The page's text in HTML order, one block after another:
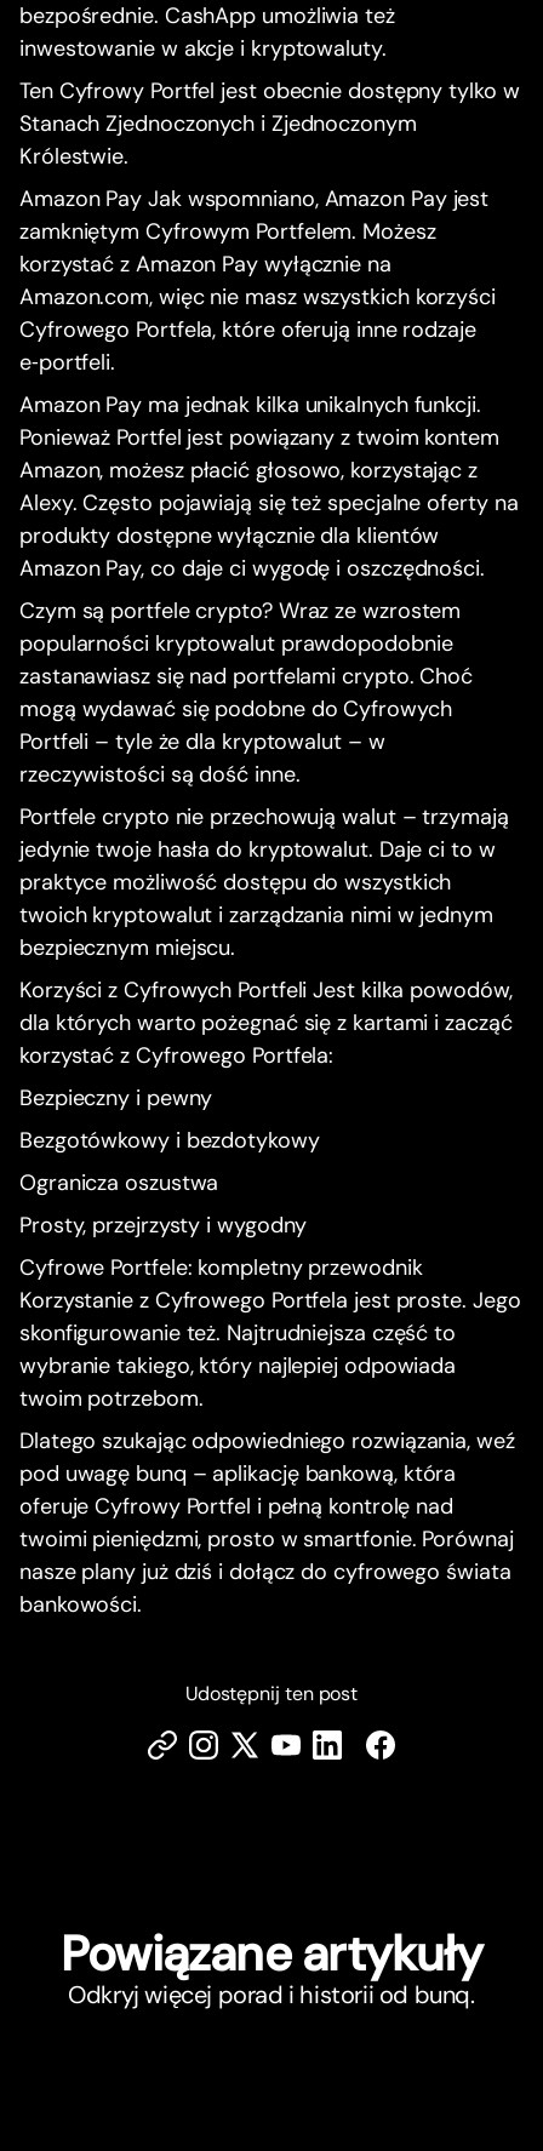
bezpośrednie. CashApp umożliwia też
inwestowanie w akcje i kryptowaluty.
Ten Cyfrowy Portfel jest obecnie dostępny tylko w
Stanach Zjednoczonych i Zjednoczonym
Królestwie.
Amazon Pay Jak wspomniano, Amazon Pay jest
zamkniętym Cyfrowym Portfelem. Możesz
korzystać z Amazon Pay wyłącznie na
Amazon.com, więc nie masz wszystkich korzyści
Cyfrowego Portfela, które oferują inne rodzaje
e‑portfeli.
Amazon Pay ma jednak kilka unikalnych funkcji.
Ponieważ Portfel jest powiązany z twoim kontem
Amazon, możesz płacić głosowo, korzystając z
Alexy. Często pojawiają się też specjalne oferty na
produkty dostępne wyłącznie dla klientów
Amazon Pay, co daje ci wygodę i oszczędności.
Czym są portfele crypto? Wraz ze wzrostem
popularności kryptowalut prawdopodobnie
zastanawiasz się nad portfelami crypto. Choć
mogą wydawać się podobne do Cyfrowych
Portfeli – tyle że dla kryptowalut – w
rzeczywistości są dość inne.
Portfele crypto nie przechowują walut – trzymają
jedynie twoje hasła do kryptowalut. Daje ci to w
praktyce możliwość dostępu do wszystkich
twoich kryptowalut i zarządzania nimi w jednym
bezpiecznym miejscu.
Korzyści z Cyfrowych Portfeli Jest kilka powodów,
dla których warto pożegnać się z kartami i zacząć
korzystać z Cyfrowego Portfela:
Bezpieczny i pewny
Bezgotówkowy i bezdotykowy
Ogranicza oszustwa
Prosty, przejrzysty i wygodny
Cyfrowe Portfele: kompletny przewodnik
Korzystanie z Cyfrowego Portfela jest proste. Jego
skonfigurowanie też. Najtrudniejsza część to
wybranie takiego, który najlepiej odpowiada
twoim potrzebom.
Dlatego szukając odpowiedniego rozwiązania, weź
pod uwagę bunq – aplikację bankową, która
oferuje Cyfrowy Portfel i pełną kontrolę nad
twoimi pieniędzmi, prosto w smartfonie. Porównaj
nasze plany już dziś i dołącz do cyfrowego świata
bankowości.
Udostępnij ten post
Powiązane artykuły
Odkryj więcej porad i historii od bunq.